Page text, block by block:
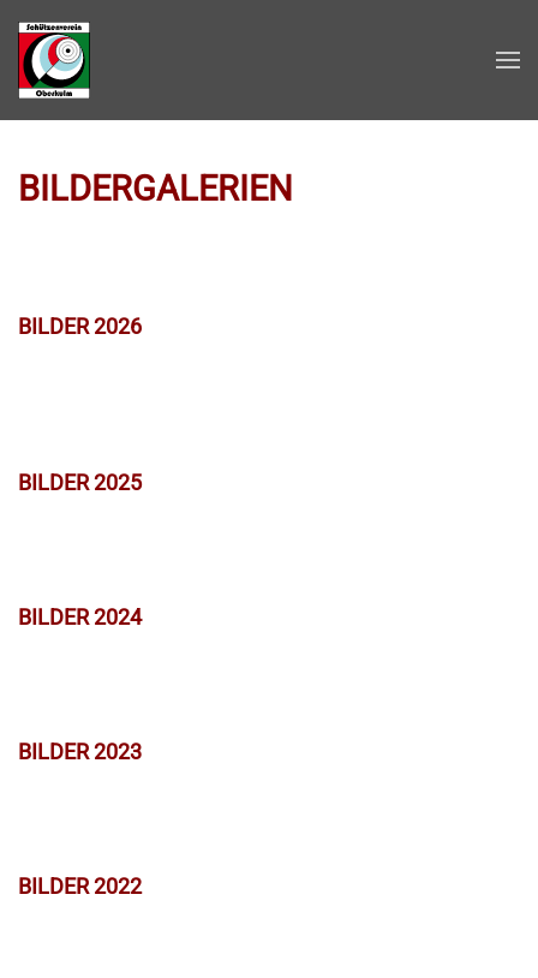
Zum Hauptinhalt springen
BILDERGALERIEN
BILDER 2026
BILDER 2025
BILDER 2024
BILDER 2023
BILDER 2022